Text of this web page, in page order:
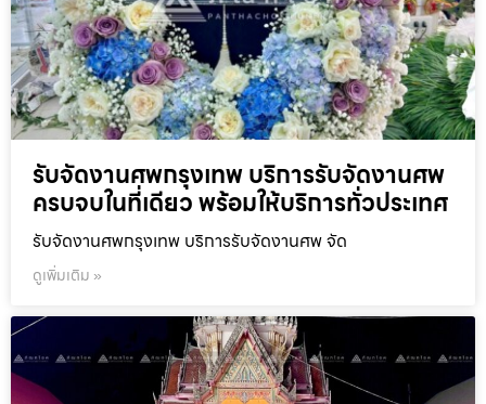
รับจัดงานศพกรุงเทพ บริการรับจัดงานศพ
ครบจบในที่เดียว พร้อมให้บริการทั่วประเทศ
รับจัดงานศพกรุงเทพ บริการรับจัดงานศพ จัด
ดูเพิ่มเติม »